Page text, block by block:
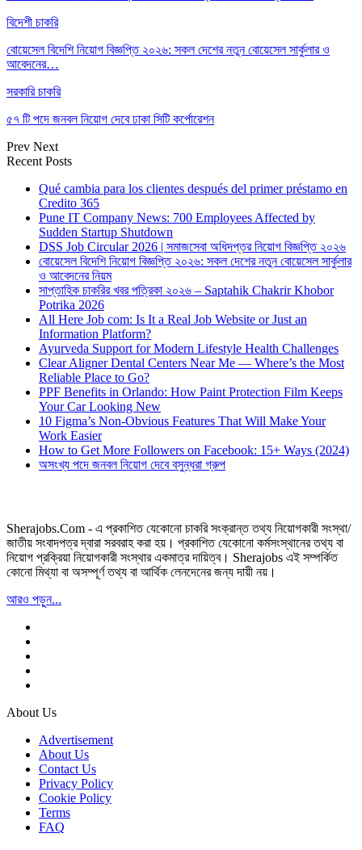
বিদেশী চাকরি
বোয়েসেল বিদেশি নিয়োগ বিজ্ঞপ্তি ২০২৬: সকল দেশের নতুন বোয়েসেল সার্কুলার ও
আবেদনের…
সরকারি চাকরি
৫৭ টি পদে জনবল নিয়োগ দেবে ঢাকা সিটি কর্পোরেশন
Prev Next
Recent Posts
Qué cambia para los clientes después del primer préstamo en
Credito 365
Pune IT Company News: 700 Employees Affected by
Sudden Startup Shutdown
DSS Job Circular 2026 | সমাজসেবা অধিদপ্তর নিয়োগ বিজ্ঞপ্তি ২০২৬
বোয়েসেল বিদেশি নিয়োগ বিজ্ঞপ্তি ২০২৬: সকল দেশের নতুন বোয়েসেল সার্কুলার
ও আবেদনের নিয়ম
সাপ্তাহিক চাকরির খবর পত্রিকা ২০২৬ – Saptahik Chakrir Khobor
Potrika 2026
All Here Job com: Is It a Real Job Website or Just an
Information Platform?
Ayurveda Support for Modern Lifestyle Health Challenges
Clear Aligner Dental Centers Near Me — Where’s the Most
Reliable Place to Go?
PPF Benefits in Orlando: How Paint Protection Film Keeps
Your Car Looking New
10 Figma’s Non-Obvious Features That Will Make Your
Work Easier
How to Get More Followers on Facebook: 15+ Ways (2024)
অসংখ্য পদে জনবল নিয়োগ দেবে বসুন্ধরা গ্রুপ
Sherajobs.Com - এ প্রকাশিত যেকোনো চাকরি সংক্রান্ত তথ্য নিয়োগকারী সংস্থা/
জাতীয় সংবাদপত্র দ্বারা সরবরাহ করা হয়। প্রকাশিত যেকোনো কর্মসংস্থানের তথ্য বা
নিয়োগ প্রক্রিয়া নিয়োগকারী সংস্থার একমাত্র দায়িত্ব। Sherajobs এই সম্পর্কিত
কোনো মিথ্যা বা অসম্পূর্ণ তথ্য বা আর্থিক লেনদেনের জন্য দায়ী নয়।
আরও পড়ুন...
About Us
Advertisement
About Us
Contact Us
Privacy Policy
Cookie Policy
Terms
FAQ